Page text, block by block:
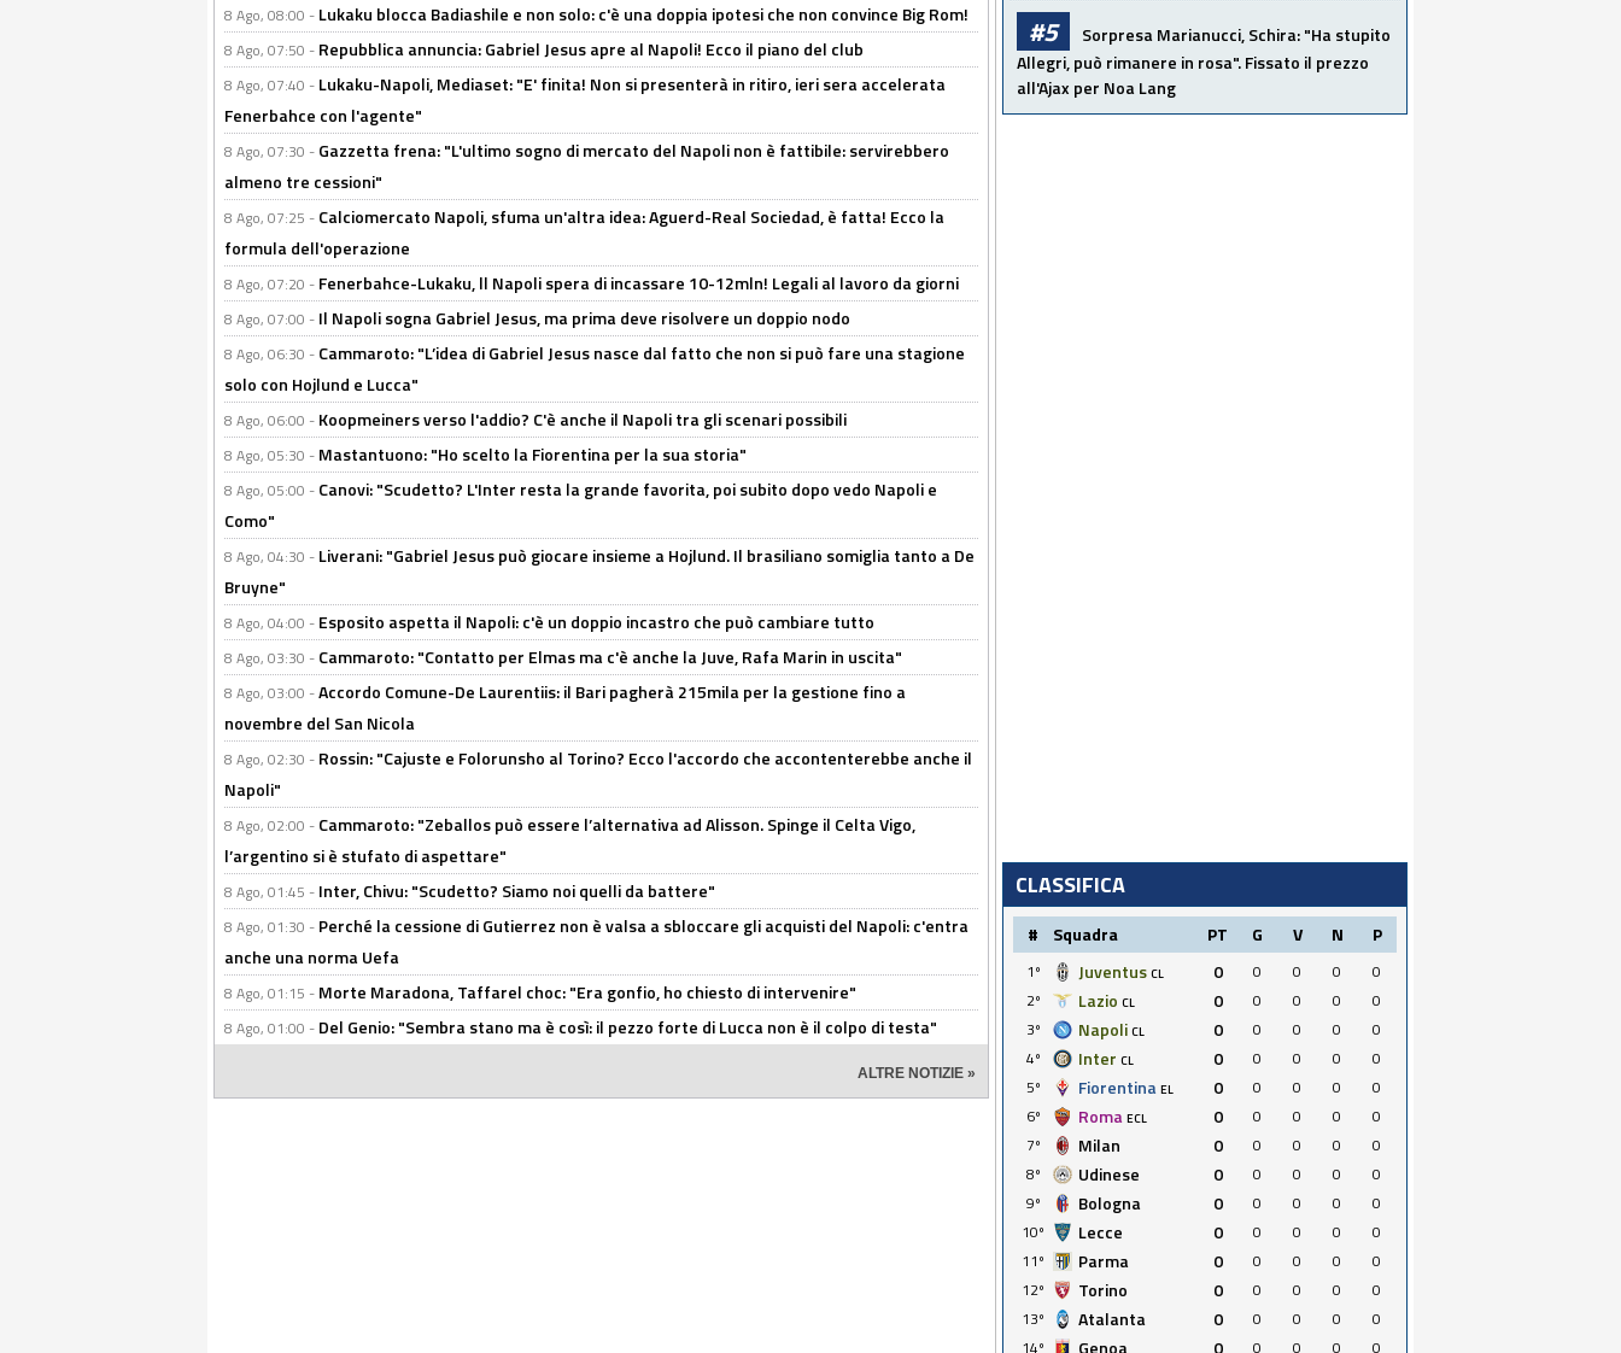
8 Ago, 08:00 - Lukaku blocca Badiashile e non solo: c'è una doppia ipotesi che non convince Big Rom!
8 Ago, 07:50 - Repubblica annuncia: Gabriel Jesus apre al Napoli! Ecco il piano del club
8 Ago, 07:40 - Lukaku-Napoli, Mediaset: "E' finita! Non si presenterà in ritiro, ieri sera accelerata
Fenerbahce con l'agente"
8 Ago, 07:30 - Gazzetta frena: "L'ultimo sogno di mercato del Napoli non è fattibile: servirebbero
almeno tre cessioni"
8 Ago, 07:25 - Calciomercato Napoli, sfuma un'altra idea: Aguerd-Real Sociedad, è fatta! Ecco la
formula dell'operazione
8 Ago, 07:20 - Fenerbahce-Lukaku, ll Napoli spera di incassare 10-12mln! Legali al lavoro da giorni
8 Ago, 07:00 - Il Napoli sogna Gabriel Jesus, ma prima deve risolvere un doppio nodo
8 Ago, 06:30 - Cammaroto: "L’idea di Gabriel Jesus nasce dal fatto che non si può fare una stagione
solo con Hojlund e Lucca"
8 Ago, 06:00 - Koopmeiners verso l'addio? C'è anche il Napoli tra gli scenari possibili
8 Ago, 05:30 - Mastantuono: "Ho scelto la Fiorentina per la sua storia"
8 Ago, 05:00 - Canovi: "Scudetto? L'Inter resta la grande favorita, poi subito dopo vedo Napoli e
Como"
8 Ago, 04:30 - Liverani: "Gabriel Jesus può giocare insieme a Hojlund. Il brasiliano somiglia tanto a De
Bruyne"
8 Ago, 04:00 - Esposito aspetta il Napoli: c'è un doppio incastro che può cambiare tutto
8 Ago, 03:30 - Cammaroto: "Contatto per Elmas ma c'è anche la Juve, Rafa Marin in uscita"
8 Ago, 03:00 -Accordo Comune-De Laurentiis: il Bari pagherà 215mila per la gestione fino a
novembre del San Nicola
8 Ago, 02:30 - Rossin: "Cajuste e Folorunsho al Torino? Ecco l'accordo che accontenterebbe anche il
Napoli"
8 Ago, 02:00 - Cammaroto: "Zeballos può essere l’alternativa ad Alisson. Spinge il Celta Vigo,
l’argentino si è stufato di aspettare"
8 Ago, 01:45 - Inter, Chivu: "Scudetto? Siamo noi quelli da battere"
8 Ago, 01:30 - Perché la cessione di Gutierrez non è valsa a sbloccare gli acquisti del Napoli: c'entra
anche una norma Uefa
8 Ago, 01:15 - Morte Maradona, Taffarel choc: "Era gonfio, ho chiesto di intervenire"
8 Ago, 01:00 - Del Genio: "Sembra stano ma è così: il pezzo forte di Lucca non è il colpo di testa"
ALTRE NOTIZIE »
#5
Sorpresa Marianucci, Schira: "Ha stupito
Allegri, può rimanere in rosa". Fissato il prezzo
all'Ajax per Noa Lang
CLASSIFICA
# Squadra PT G V N P
1º Juventus CL 0 0 0 0
0
2º
Lazio CL 0 0 0 0
0
3º
Napoli CL 0 0 0 0
0
4º
Inter CL 0 0 0 0
0
5º
Fiorentina EL 0 0 0 0
0
6º
Roma ECL 0 0 0 0
0
7º
Milan 0 0 0 0
0
8º
Udinese 0 0 0 0
0
9º
Bologna 0 0 0 0
0
10º
Lecce 0 0 0 0
0
11º
Parma 0 0 0 0
0
12º
Torino 0 0 0 0
0
13º
Atalanta 0 0 0 0
0
14º
Genoa 0 0 0 0 0